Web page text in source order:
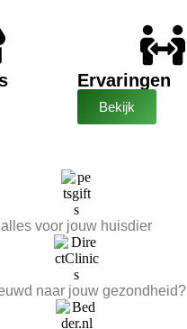
Ervaringen
Bekijk
alles voor jouw huisdier
naar jouw gezondheid?